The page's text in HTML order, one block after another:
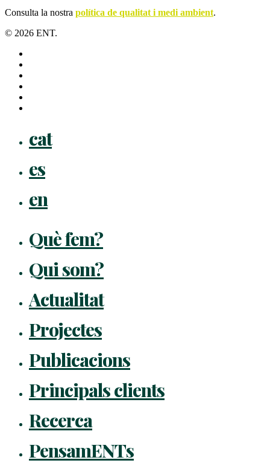
Consulta la nostra política de qualitat i medi ambient.
© 2026 ENT.
cat
es
en
Què fem?
Qui som?
Actualitat
Projectes
Publicacions
Principals clients
Recerca
PensamENTs